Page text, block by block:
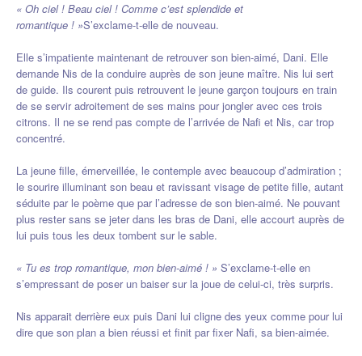
« Oh ciel ! Beau ciel ! Comme c’est splendide et
romantique ! »S’exclame-t-elle de nouveau.
Elle s’impatiente maintenant de retrouver son bien-aimé, Dani. Elle
demande Nis de la conduire auprès de son jeune maître. Nis lui sert
de guide. Ils courent puis retrouvent le jeune garçon toujours en train
de se servir adroitement de ses mains pour jongler avec ces trois
citrons. Il ne se rend pas compte de l’arrivée de Nafi et Nis, car trop
concentré.
La jeune fille, émerveillée, le contemple avec beaucoup d’admiration ;
le sourire illuminant son beau et ravissant visage de petite fille, autant
séduite par le poème que par l’adresse de son bien-aimé. Ne pouvant
plus rester sans se jeter dans les bras de Dani, elle accourt auprès de
lui puis tous les deux tombent sur le sable.
« Tu es trop romantique, mon bien-aimé ! » S’exclame-t-elle en
s’empressant de poser un baiser sur la joue de celui-ci, très surpris.
Nis apparait derrière eux puis Dani lui cligne des yeux comme pour lui
dire que son plan a bien réussi et finit par fixer Nafi, sa bien-aimée.